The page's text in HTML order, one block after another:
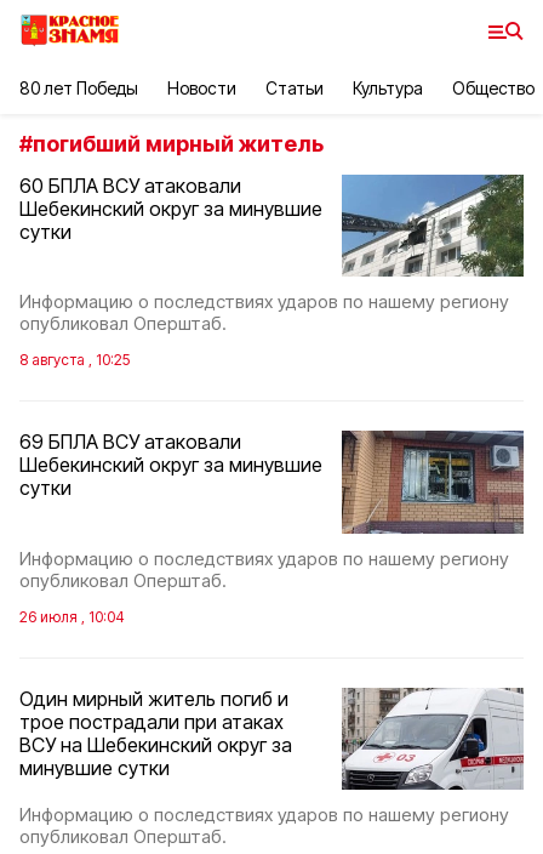
80 лет Победы Новости Статьи Культура Общество
#погибший мирный житель
60 БПЛА ВСУ атаковали
Шебекинский округ за минувшие
сутки
Информацию о последствиях ударов по нашему региону
опубликовал Оперштаб.
8 августа , 10:25
69 БПЛА ВСУ атаковали
Шебекинский округ за минувшие
сутки
Информацию о последствиях ударов по нашему региону
опубликовал Оперштаб.
26 июля , 10:04
Один мирный житель погиб и
трое пострадали при атаках
ВСУ на Шебекинский округ за
минувшие сутки
Информацию о последствиях ударов по нашему региону
опубликовал Оперштаб.